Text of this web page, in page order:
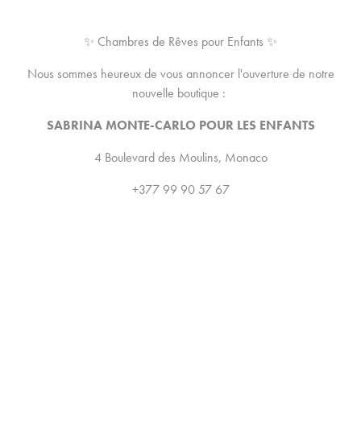
✨ Chambres de Rêves pour Enfants ✨
Nous sommes heureux de vous annoncer l'ouverture de notre
nouvelle boutique :
SABRINA MONTE-CARLO POUR LES ENFANTS
4 Boulevard des Moulins, Monaco
+377 99 90 57 67